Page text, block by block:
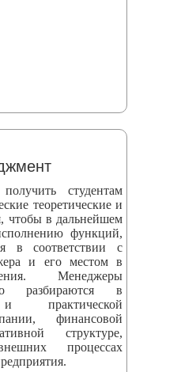
студентам
теоретические и
чтобы в дальнейшем
функций,
в соответствии с
и его местом в
Менеджеры
разбираются в
практической
финансовой
структуре,
процессах